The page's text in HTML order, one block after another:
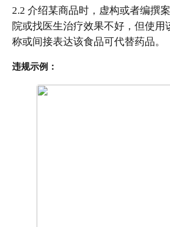
2.2 介绍某商品时，虚构或者编撰
院或找医生治疗效果不好，但使用
称或间接表达该食品可代替药品。
违规示例：